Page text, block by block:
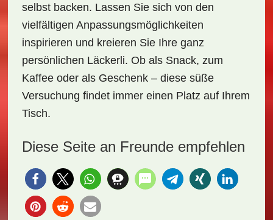
selbst backen. Lassen Sie sich von den
vielfältigen Anpassungsmöglichkeiten
inspirieren und kreieren Sie Ihre ganz
persönlichen Läckerli. Ob als Snack, zum
Kaffee oder als Geschenk – diese süße
Versuchung findet immer einen Platz auf Ihrem
Tisch.
Diese Seite an Freunde empfehlen